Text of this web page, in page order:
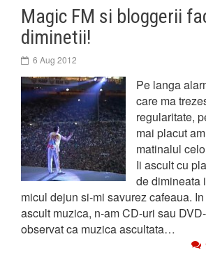
Magic FM si bloggerii
diminetii!
6 Aug 2012
Pe langa
care ma
regularitate,
mai placut
matinalul
Ii ascult cu
de dimineata
micul dejun si-mi savurez cafeaua.
ascult muzica, n-am CD-uri sau
observat ca muzica ascultata…